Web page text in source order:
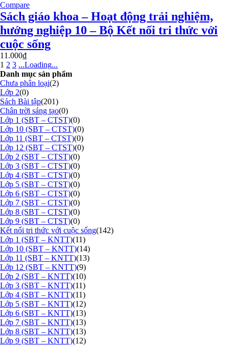
Compare
Sách giáo khoa – Hoạt động trải nghiệm,
hướng nghiệp 10 – Bộ Kết nối tri thức với
cuộc sống
11.000₫
1 2 3 ...Loading...
Danh mục sản phẩm
Chưa phân loại(2)
Lớp 2(0)
Sách Bài tập(201)
Chân trời sáng tạo(0)
Lớp 1 (SBT – CTST)(0)
Lớp 10 (SBT – CTST)(0)
Lớp 11 (SBT – CTST)(0)
Lớp 12 (SBT – CTST)(0)
Lớp 2 (SBT – CTST)(0)
Lớp 3 (SBT – CTST)(0)
Lớp 4 (SBT – CTST)(0)
Lớp 5 (SBT – CTST)(0)
Lớp 6 (SBT – CTST)(0)
Lớp 7 (SBT – CTST)(0)
Lớp 8 (SBT – CTST)(0)
Lớp 9 (SBT – CTST)(0)
Kết nối tri thức với cuộc sống(142)
Lớp 1 (SBT – KNTT)(11)
Lớp 10 (SBT – KNTT)(14)
Lớp 11 (SBT – KNTT)(13)
Lớp 12 (SBT – KNTT)(9)
Lớp 2 (SBT – KNTT)(10)
Lớp 3 (SBT – KNTT)(11)
Lớp 4 (SBT – KNTT)(11)
Lớp 5 (SBT – KNTT)(12)
Lớp 6 (SBT – KNTT)(13)
Lớp 7 (SBT – KNTT)(13)
Lớp 8 (SBT – KNTT)(13)
Lớp 9 (SBT – KNTT)(12)